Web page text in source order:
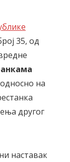
35, од
на
другог
наставак